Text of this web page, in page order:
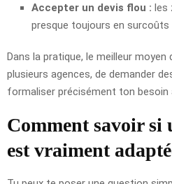
Accepter un devis flou : les
presque toujours en
Dans la pratique, le meilleur
plusieurs agences, de demander
formaliser précisément ton besoin
Comment savoir si
est vraiment